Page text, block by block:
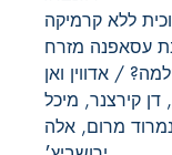
ללא קרמיקה
עסאפנה מזרח
/ אדווין ואן
דן קירצנר, מיכל
מרום, אלה